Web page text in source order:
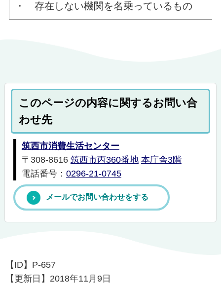
・ 存在しない機関を名乗っているもの
このページの内容に関するお問い合
わせ先
筑西市消費生活センター
〒308-8616 筑西市丙360番地 本庁舎3階
電話番号： 0296-21-0745
メールでお問い合わせをする
【ID】 P-657
【更新日】 2018年11月9日